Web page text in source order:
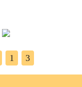
1 3